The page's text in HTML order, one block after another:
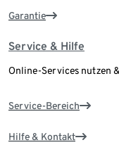
Garantie
Service & Hilfe
Online-Services nutzen
Service-Bereich
Hilfe & Kontakt